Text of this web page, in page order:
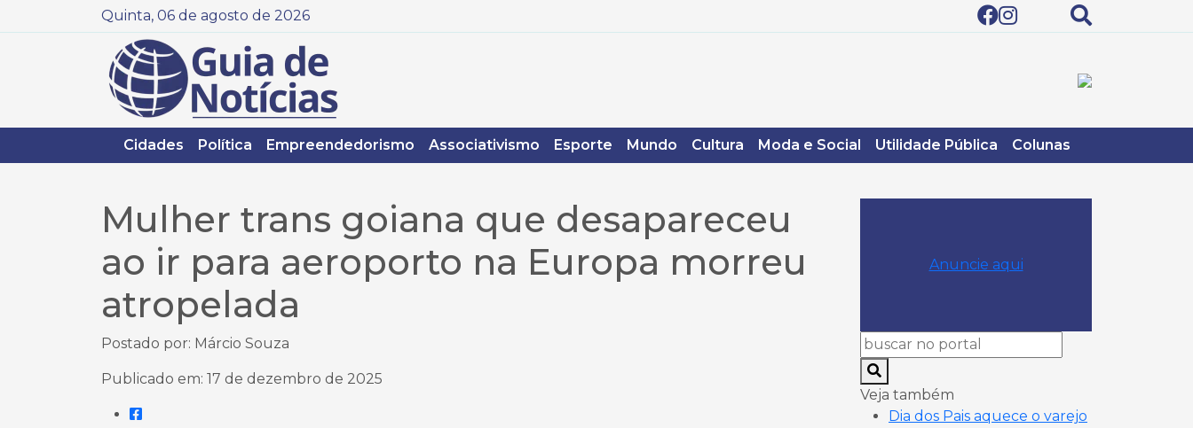
Quinta, 06 de agosto de 2026
Cidades Política Empreendedorismo Associativismo Esporte Mundo Cultura Moda e Social Utilidade Pública Colunas
Mulher trans goiana que desapareceu
ao ir para aeroporto na Europa morreu
atropelada
Postado por: Márcio Souza
Publicado em: 17 de dezembro de 2025
Anuncie aqui
Veja também
Dia dos Pais aquece o varejo